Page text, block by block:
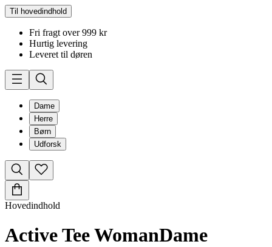
Til hovedindhold
Fri fragt over 999 kr
Hurtig levering
Leveret til døren
Dame
Herre
Børn
Udforsk
Hovedindhold
Active Tee WomanDame